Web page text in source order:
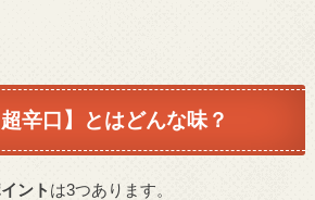
辛口】とはどんな味？
ント は3つあります。